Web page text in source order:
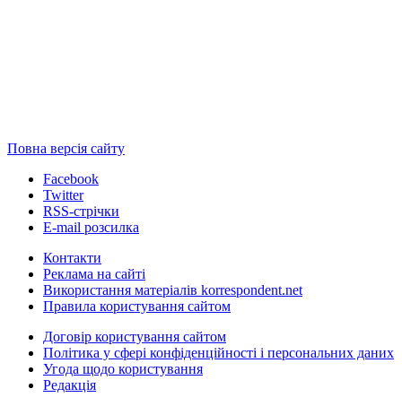
Повна версія сайту
Facebook
Twitter
RSS-стрічки
E-mail розсилка
Контакти
Реклама на сайті
Використання матеріалів korrespondent.net
Правила користування сайтом
Договір користування сайтом
Політика у сфері конфіденційності і персональних даних
Угода щодо користування
Редакція